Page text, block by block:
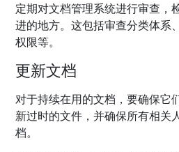
定期对文档管理系统进行审查，
进的地方。这包括审查分类体系
权限等。
更新文档
对于持续在用的文档，要确保它
新过时的文件，并确保所有相关
档。